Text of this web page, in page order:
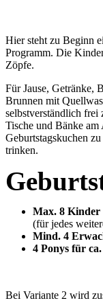
Hier steht zu Beginn
Programm. Die
Zöpfe.
Für Jause, Getränke,
Brunnen mit
selbstverständlich frei
Tische und Bänke
Geburtstagskuchen
trinken.
Max. 8 Kinder
(für jedes
Mind. 4
4 Ponys für
Bei Variante 2 wird